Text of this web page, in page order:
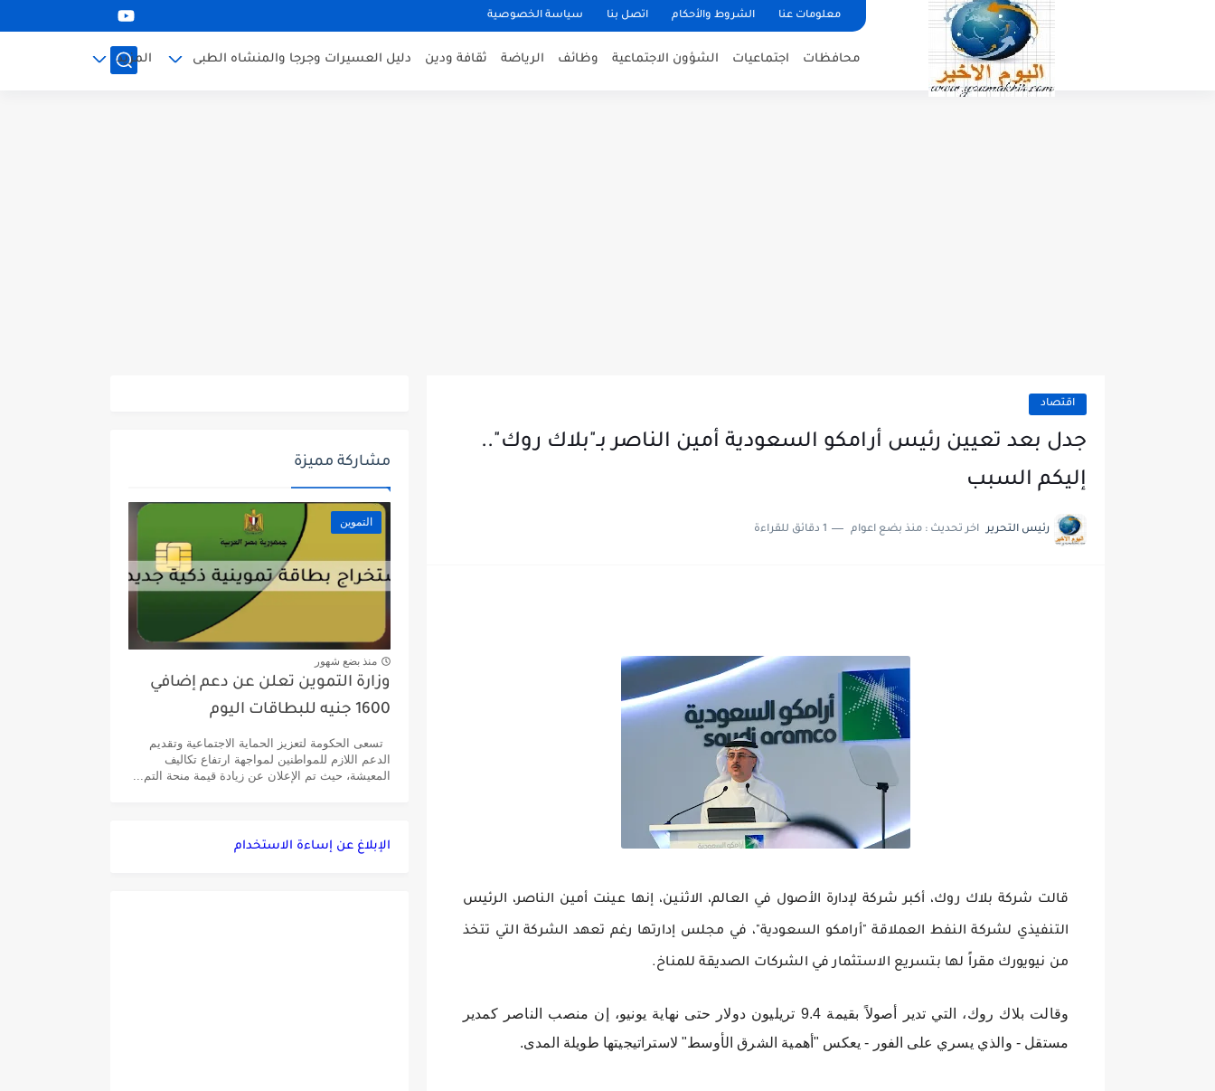
معلومات عنا الشروط والأحكام اتصل بنا سياسة الخصوصية
محافظات اجتماعيات الشؤون الاجتماعية وظائف الرياضة ثقافة ودين دليل العسيرات وجرجا والمنشاه الطبى المزيد
اقتصاد
جدل بعد تعيين رئيس أرامكو السعودية أمين الناصر بـ"بلاك روك"..
إليكم السبب
رئيس التحرير اخر تحديث : منذ بضع اعوام 1 دقائق للقراءة
قالت شركة بلاك روك، أكبر شركة لإدارة الأصول في العالم، الاثنين، إنها عينت أمين الناصر، الرئيس
التنفيذي لشركة النفط العملاقة "أرامكو السعودية"، في مجلس إدارتها رغم تعهد الشركة التي تتخذ
من نيويورك مقراً لها بتسريع الاستثمار في الشركات الصديقة للمناخ.
وقالت بلاك روك، التي تدير أصولاً بقيمة 9.4 تريليون دولار حتى نهاية يونيو، إن منصب الناصر كمدير
مستقل - والذي يسري على الفور - يعكس "أهمية الشرق الأوسط" لاستراتيجيتها طويلة المدى.
مشاركة مميزة
التموين
منذ بضع شهور
وزارة التموين تعلن عن دعم إضافي
1600 جنيه للبطاقات اليوم
تسعى الحكومة لتعزيز الحماية الاجتماعية وتقديم
الدعم اللازم للمواطنين لمواجهة ارتفاع تكاليف
المعيشة، حيث تم الإعلان عن زيادة قيمة منحة التم...
الإبلاغ عن إساءة الاستخدام